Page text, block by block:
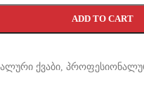
ADD TO CART
ქვაბი,